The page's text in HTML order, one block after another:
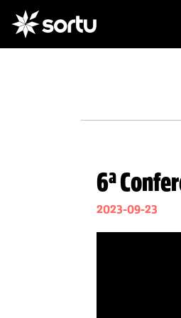
6ª
2023-09-23